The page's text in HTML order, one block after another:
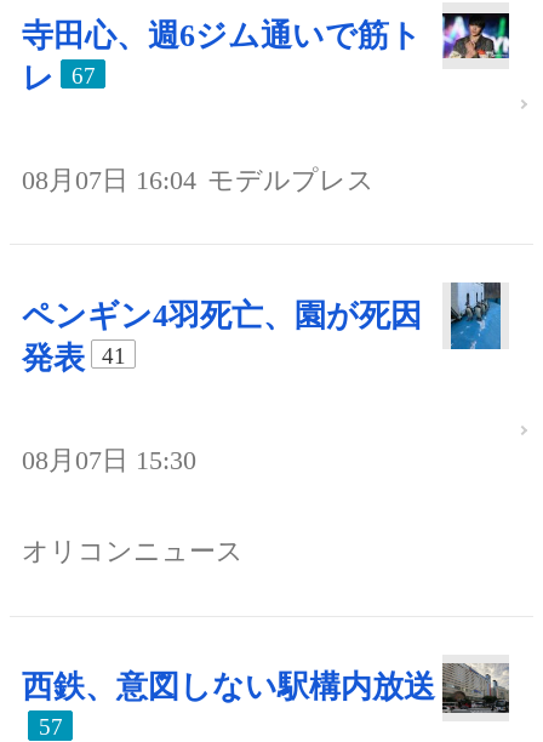
寺田心、週6ジム通いで筋ト
レ
67
08月07日 16:04 モデルプレス
ペンギン4羽死亡、園が死因
発表
41
08月07日 15:30
オリコンニュース
西鉄、意図しない駅構内放送
57